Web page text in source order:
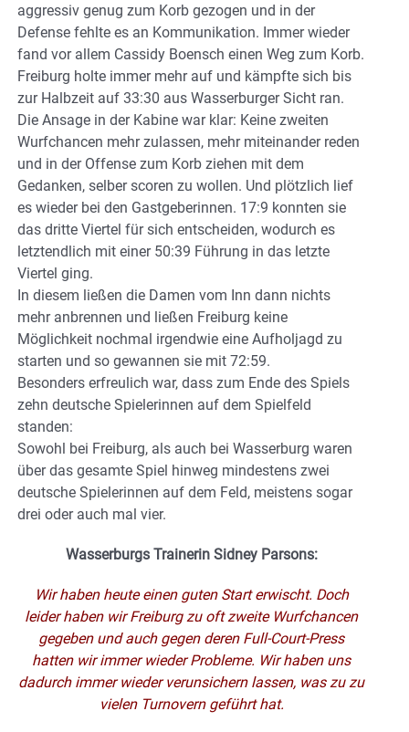
aggressiv genug zum Korb gezogen und in der
Defense fehlte es an Kommunikation. Immer wieder
fand vor allem Cassidy Boensch einen Weg zum Korb.
Freiburg holte immer mehr auf und kämpfte sich bis
zur Halbzeit auf 33:30 aus Wasserburger Sicht ran.
Die Ansage in der Kabine war klar: Keine zweiten
Wurfchancen mehr zulassen, mehr miteinander reden
und in der Offense zum Korb ziehen mit dem
Gedanken, selber scoren zu wollen. Und plötzlich lief
es wieder bei den Gastgeberinnen. 17:9 konnten sie
das dritte Viertel für sich entscheiden, wodurch es
letztendlich mit einer 50:39 Führung in das letzte
Viertel ging.
In diesem ließen die Damen vom Inn dann nichts
mehr anbrennen und ließen Freiburg keine
Möglichkeit nochmal irgendwie eine Aufholjagd zu
starten und so gewannen sie mit 72:59.
Besonders erfreulich war, dass zum Ende des Spiels
zehn deutsche Spielerinnen auf dem Spielfeld
standen:
Sowohl bei Freiburg, als auch bei Wasserburg waren
über das gesamte Spiel hinweg mindestens zwei
deutsche Spielerinnen auf dem Feld, meistens sogar
drei oder auch mal vier.
Wasserburgs Trainerin Sidney Parsons:
Wir haben heute einen guten Start erwischt. Doch
leider haben wir Freiburg zu oft zweite Wurfchancen
gegeben und auch gegen deren Full-Court-Press
hatten wir immer wieder Probleme. Wir haben uns
dadurch immer wieder verunsichern lassen, was zu zu
vielen Turnovern geführt hat.